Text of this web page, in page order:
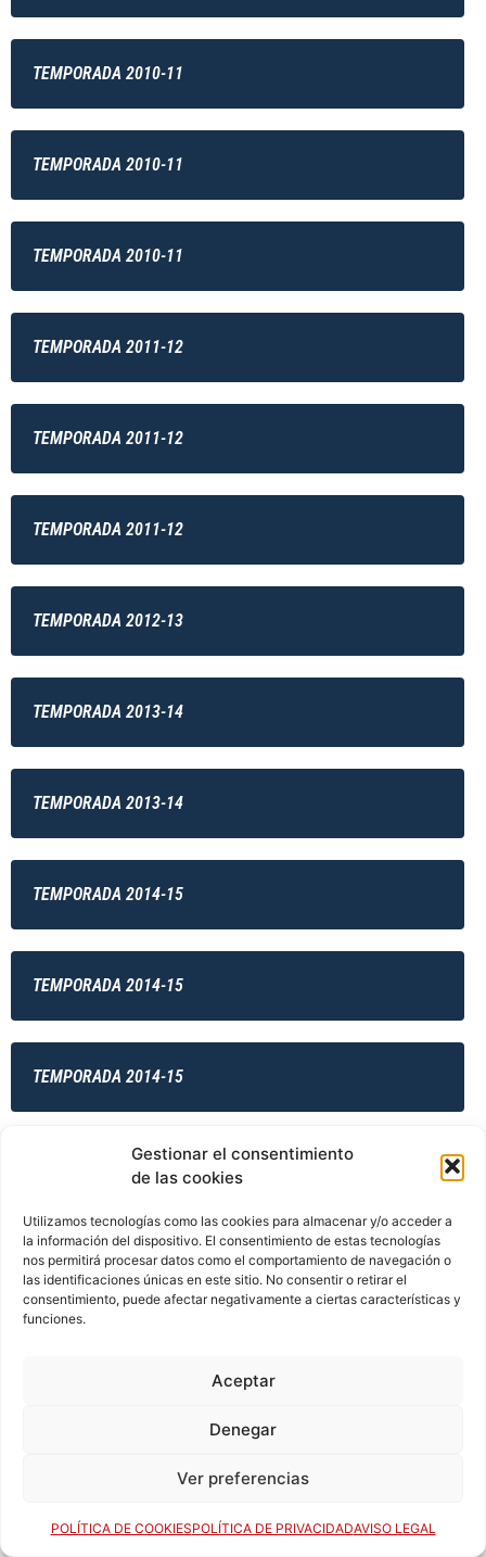
Gestionar el consentimiento
de las cookies
Utilizamos tecnologías como las cookies para almacenar y/o acceder a
la información del dispositivo. El consentimiento de estas tecnologías
nos permitirá procesar datos como el comportamiento de navegación o
las identificaciones únicas en este sitio. No consentir o retirar el
consentimiento, puede afectar negativamente a ciertas características y
funciones.
Aceptar
Denegar
Ver preferencias
POLÍTICA DE COOKIESPOLÍTICA DE PRIVACIDADAVISO LEGAL
TEMPORADA 2010-11
TEMPORADA 2010-11
TEMPORADA 2010-11
TEMPORADA 2011-12
TEMPORADA 2011-12
TEMPORADA 2011-12
TEMPORADA 2012-13
TEMPORADA 2013-14
TEMPORADA 2013-14
TEMPORADA 2014-15
TEMPORADA 2014-15
TEMPORADA 2014-15
TEMPORADA 2014-15
TEMPORADA 2014-15
TEMPORADA 2015-16